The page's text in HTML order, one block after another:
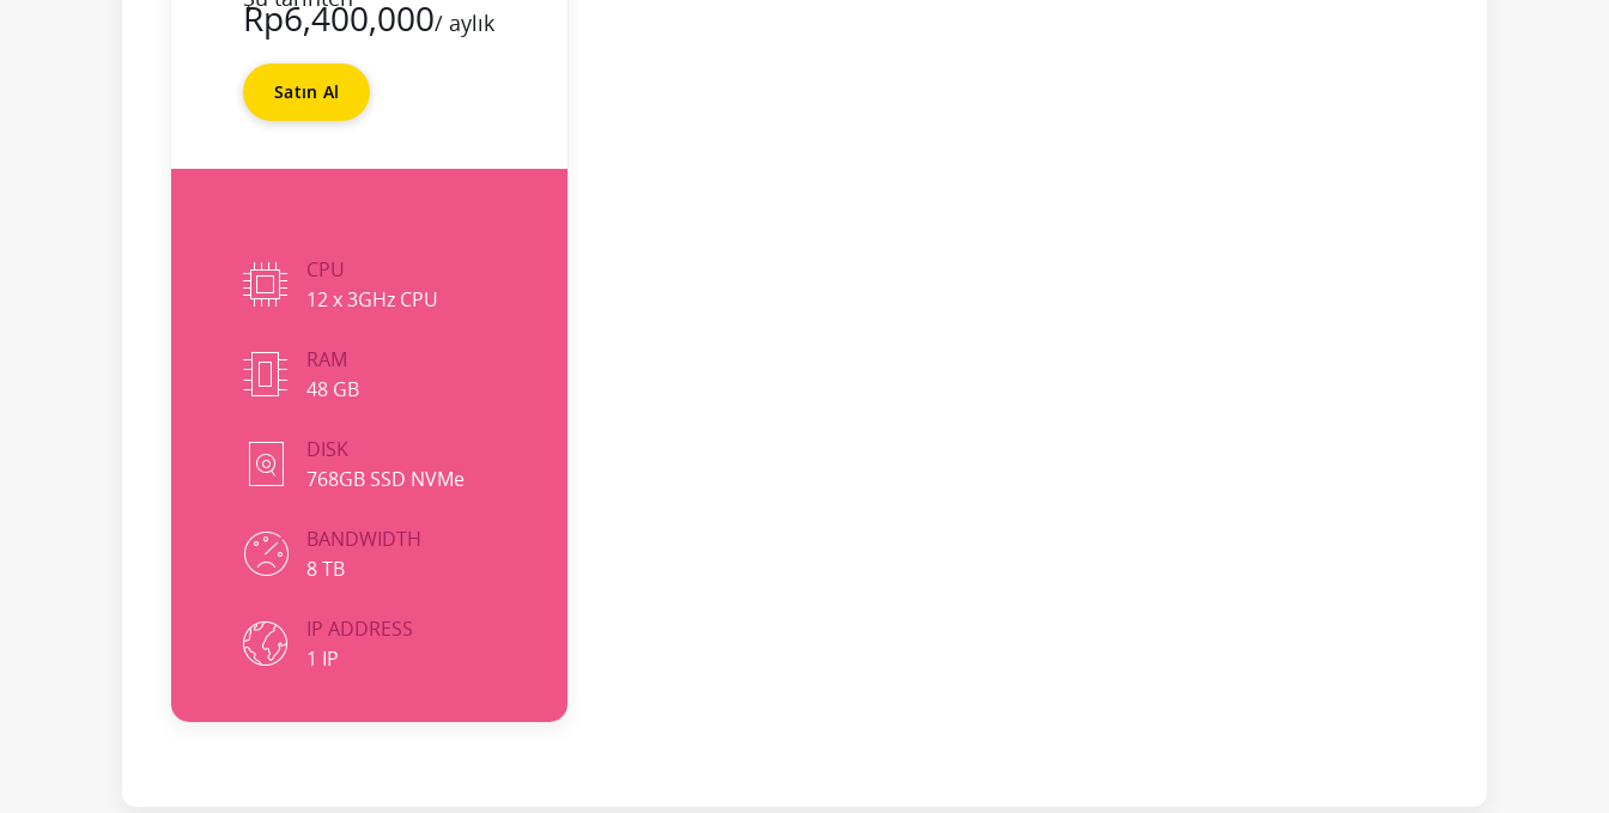
Rp6,400,000/ aylık
Satın Al
CPU
12 x 3GHz CPU
RAM
48 GB
DISK
768GB SSD NVMe
BANDWIDTH
8 TB
IP ADDRESS
1 IP